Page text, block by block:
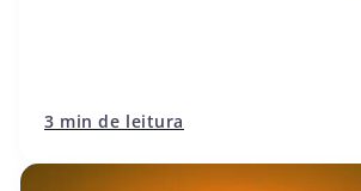
3 min de leitura